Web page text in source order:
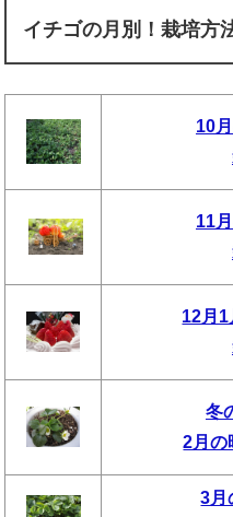
イチゴの月別！栽培方
10
11
12月1
冬
2月の
3月